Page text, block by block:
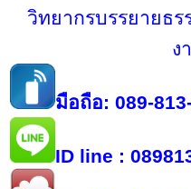
วิทยากรบรรยายธ
ง
มือถือ: 089-
ID line :